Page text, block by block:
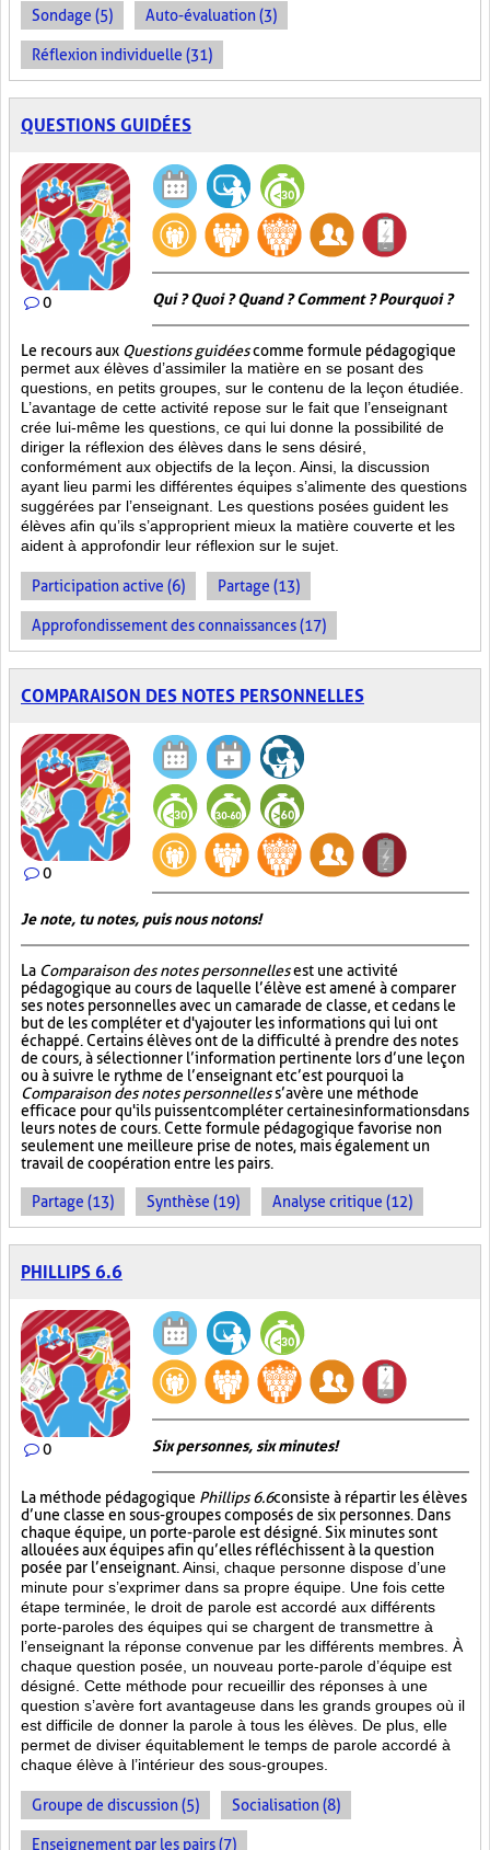
Sondage (5) Auto-évaluation (3)
Réflexion individuelle (31)
QUESTIONS GUIDÉES
0 Qui ? Quoi ? Quand ? Comment ? Pourquoi ?
Le recours aux Questions guidéescomme formule pédagogique
permet aux élèves d’assimiler la matière en se posant des
questions, en petits groupes, sur le contenu de la leçon étudiée.
L’avantage de cette activité repose sur le fait que l’enseignant
crée lui-même les questions, ce qui lui donne la possibilité de
diriger la réflexion des élèves dans le sens désiré,
conformément aux objectifs de la leçon. Ainsi, la discussion
ayant lieu parmi les différentes équipes s’alimente des questions
suggérées par l’enseignant. Les questions posées guident les
élèves afin qu’ils s’approprient mieux la matière couverte et les
aident à approfondir leur réflexion sur le sujet.
Participation active (6) Partage (13)
Approfondissement des connaissances (17)
COMPARAISON DES NOTES PERSONNELLES
0
Je note, tu notes, puis nous notons!
La Comparaison des notes personnellesest une activité
pédagogique au cours de laquelle l’élève est amené à comparer
ses notes personnelles avec un camarade de classe, et ce dans le
but de les compléter et d'y ajouter les informations qui lui ont
échappé. Certains élèves ont de la difficulté à prendre des notes
de cours, à sélectionner l’information pertinente lors d’une leçon
ou à suivre le rythme de l’enseignant et c’est pourquoi la
Comparaison des notes personnelless’avère une méthode
efficace pour qu'ils puissent compléter certaines informations dans
leurs notes de cours. Cette formule pédagogique favorise non
seulement une meilleure prise de notes, mais également un
travail de coopération entre les pairs.
Partage (13) Synthèse (19) Analyse critique (12)
PHILLIPS 6.6
0 Six personnes, six minutes!
La méthode pédagogique Phillips 6.6consiste à répartir les élèves
d’une classe en sous-groupes composés de six personnes. Dans
chaque équipe, un porte-parole est désigné. Six minutes sont
allouées aux équipes afin qu’elles réfléchissent à la question
posée par l’enseignant. Ainsi, chaque personne dispose d’une
minute pour s’exprimer dans sa propre équipe. Une fois cette
étape terminée, le droit de parole est accordé aux différents
porte-paroles des équipes qui se chargent de transmettre à
l’enseignant la réponse convenue par les différents membres. À
chaque question posée, un nouveau porte-parole d’équipe est
désigné. Cette méthode pour recueillir des réponses à une
question s’avère fort avantageuse dans les grands groupes où il
est difficile de donner la parole à tous les élèves. De plus, elle
permet de diviser équitablement le temps de parole accordé à
chaque élève à l’intérieur des sous-groupes.
Groupe de discussion (5) Socialisation (8)
Enseignement par les pairs (7)